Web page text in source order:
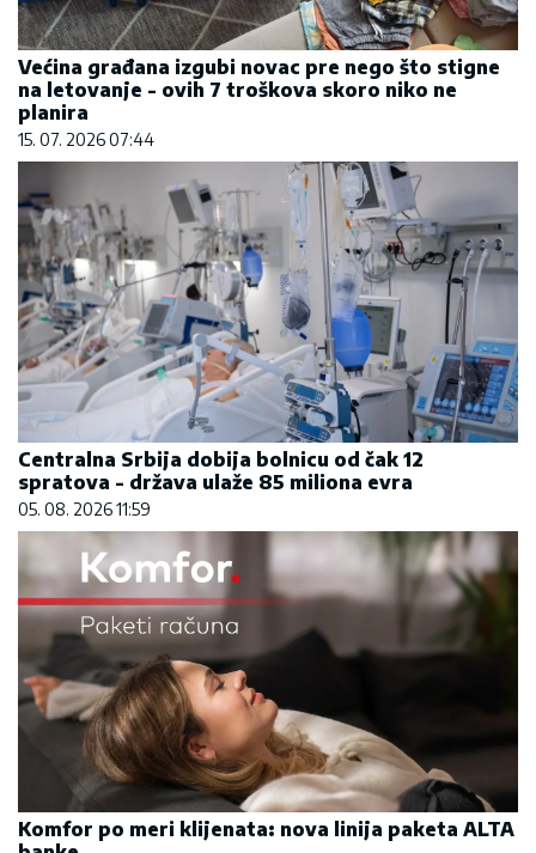
Većina građana izgubi novac pre nego što stigne
na letovanje - ovih 7 troškova skoro niko ne
planira
15. 07. 2026 07:44
Centralna Srbija dobija bolnicu od čak 12
spratova - država ulaže 85 miliona evra
05. 08. 2026 11:59
Komfor po meri klijenata: nova linija paketa ALTA